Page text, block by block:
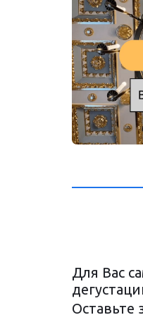
Для Вас
Оставьте